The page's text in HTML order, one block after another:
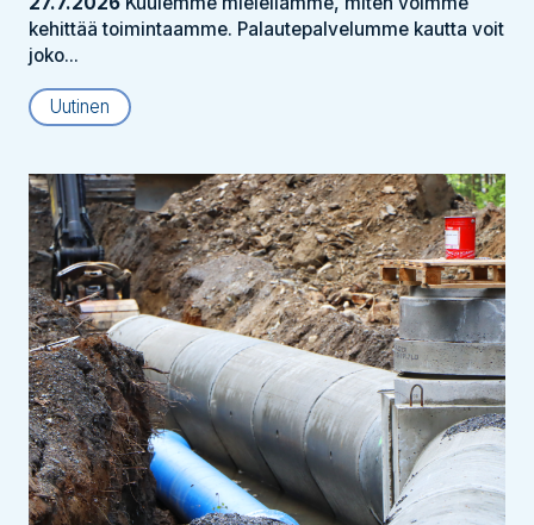
kehittää toimintaamme. Palautepalvelumme kautta voit
joko...
Uutinen